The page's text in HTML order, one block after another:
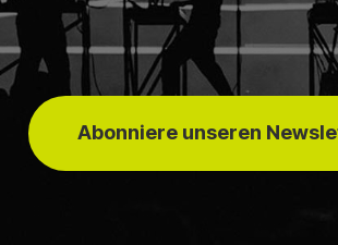
Abonniere unseren